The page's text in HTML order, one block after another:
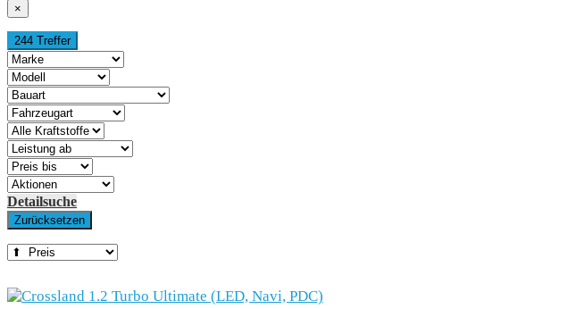
×
244 Treffer
Detailsuche
Zurücksetzen